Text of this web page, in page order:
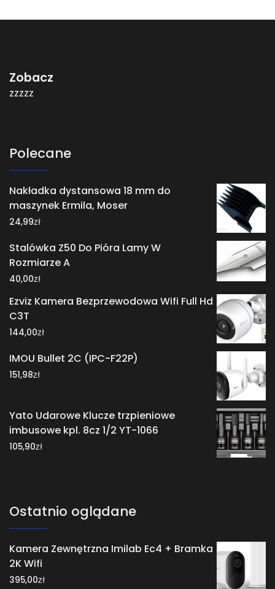
Zobacz
zzzzz
Polecane
Nakładka dystansowa 18 mm do
maszynek Ermila, Moser
24,99zł
Stalówka Z50 Do Pióra Lamy W
Rozmiarze A
40,00zł
Ezviz Kamera Bezprzewodowa Wifi Full Hd
C3T
144,00zł
IMOU Bullet 2C (IPC-F22P)
151,98zł
Yato Udarowe Klucze trzpieniowe
imbusowe kpl. 8cz 1/2 YT-1066
105,90zł
Ostatnio oglądane
Kamera Zewnętrzna Imilab Ec4 + Bramka
2K Wifi
395,00zł